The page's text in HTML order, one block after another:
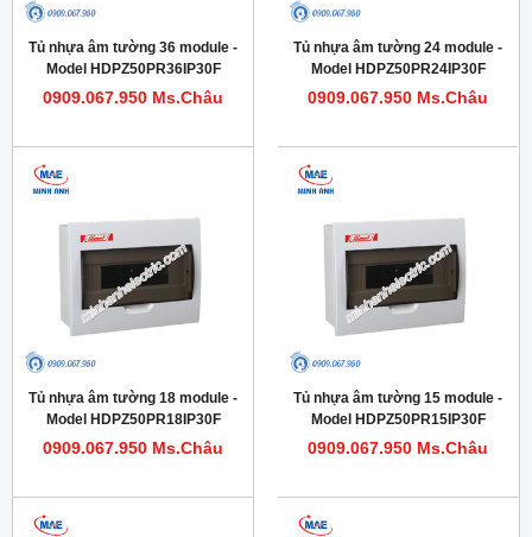
Tủ nhựa âm tường 36 module -
Model HDPZ50PR36IP30F
0909.067.950 Ms.Châu
Tủ nhựa âm tường 24 module -
Model HDPZ50PR24IP30F
0909.067.950 Ms.Châu
Tủ nhựa âm tường 18 module -
Model HDPZ50PR18IP30F
0909.067.950 Ms.Châu
Tủ nhựa âm tường 15 module -
Model HDPZ50PR15IP30F
0909.067.950 Ms.Châu